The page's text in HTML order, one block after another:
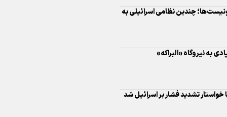
تشدید فشار بر اسرائیل شد